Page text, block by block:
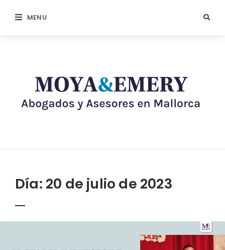
MENU
Día: 20 de julio de 2023